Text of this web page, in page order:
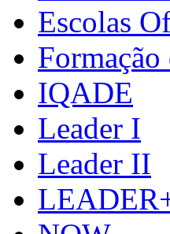
Escolas
IQADE
Leader I
Leader II